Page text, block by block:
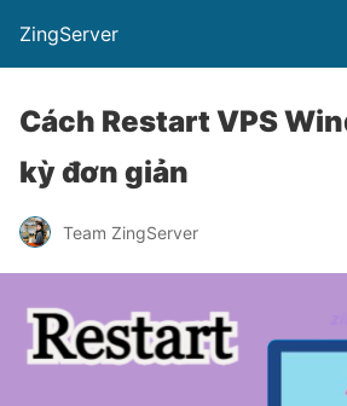
ZingServer
Cách Restart VPS
kỳ đơn giản
Team ZingServer